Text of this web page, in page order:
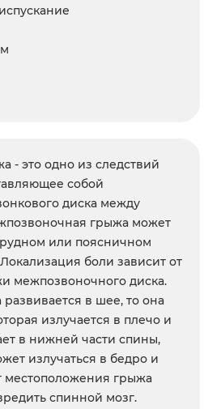
- это одно из следствий
собой
диска между
грыжа может
или поясничном
боли зависит от
межпозвоночного диска.
в шее, то она
излучается в плечо и
в нижней части спины,
излучаться в бедро и
местоположения грыжа
спинной мозг.